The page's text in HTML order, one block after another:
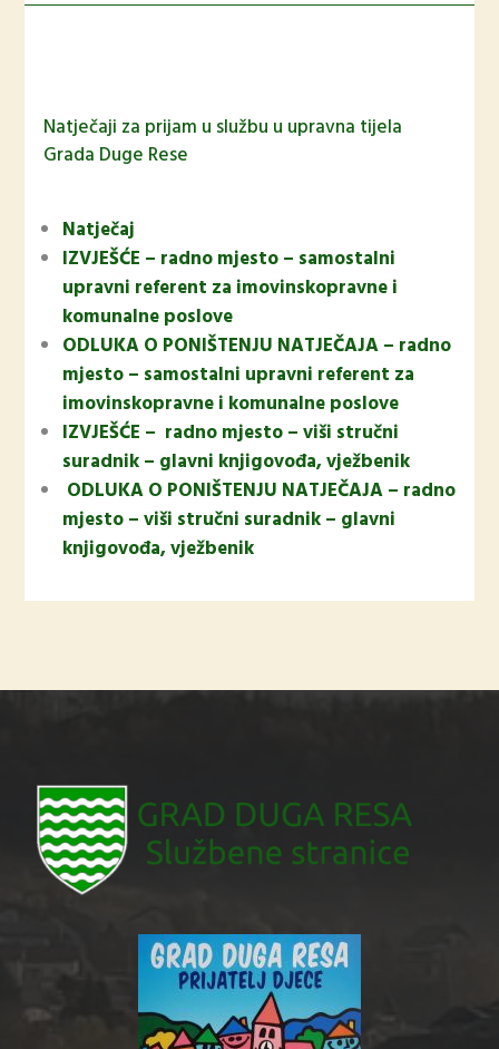
Natječaji za prijam u službu u upravna tijela
Grada Duge Rese
Natječaj
IZVJEŠĆE – radno mjesto – samostalni
upravni referent za imovinskopravne i
komunalne poslove
ODLUKA O PONIŠTENJU NATJEČAJA – radno
mjesto – samostalni upravni referent za
imovinskopravne i komunalne poslove
IZVJEŠĆE – radno mjesto – viši stručni
suradnik – glavni knjigovođa, vježbenik
ODLUKA O PONIŠTENJU NATJEČAJA – radno
mjesto – viši stručni suradnik – glavni
knjigovođa, vježbenik